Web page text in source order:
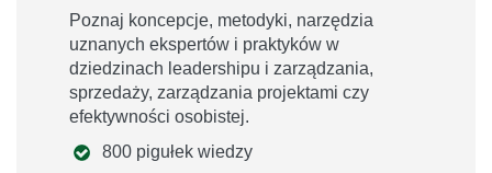
Poznaj koncepcje, metodyki, narzędzia
uznanych ekspertów i praktyków w
dziedzinach leadershipu i zarządzania,
sprzedaży, zarządzania projektami czy
efektywności osobistej.
800 pigułek wiedzy